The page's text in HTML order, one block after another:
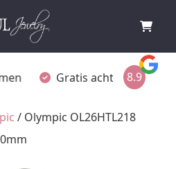
Gratis achteraf betalen
8.9
/ Olympic OL26HTL218